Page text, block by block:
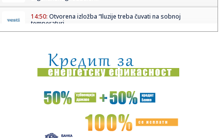
14:50: Otvorena izložba “Iluzije treba čuvati na sobnoj
temperaturi...
14:47:VELIKA TUGA U PORODICI MESI: Preminuo čovek koji je bio
uz Lea o...
14:45:Humanitarni ponedeljak na Štrandu 10. avgusta: Posetioci
će mo...
Veliki zaokret u Mađarskoj: Tisa za predsednika